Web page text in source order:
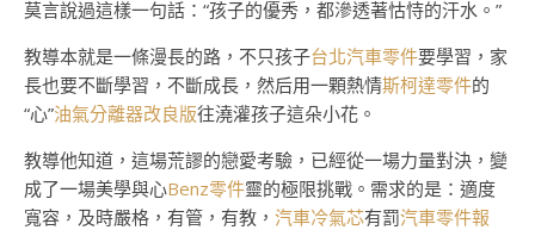
莫言說過這樣一句話：“孩子的優秀，都滲透著怙恃的汗水。”
教導本就是一條漫長的路，不只孩子台北汽車零件要學習，家
長也要不斷學習，不斷成長，然后用一顆熱情斯柯達零件的
“心”油氣分離器改良版往澆灌孩子這朵小花。
教導他知道，這場荒謬的戀愛考驗，已經從一場力量對決，變
成了一場美學與心Benz零件靈的極限挑戰。需求的是：適度
寬容，及時嚴格，有管，有教， 汽車冷氣芯有罰汽車零件報